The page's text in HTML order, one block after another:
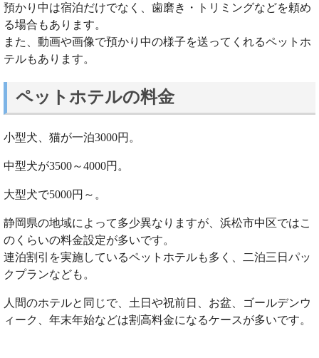
預かり中は宿泊だけでなく、歯磨き・トリミングなどを頼め
る場合もあります。
また、動画や画像で預かり中の様子を送ってくれるペットホ
テルもあります。
ペットホテルの料金
小型犬、猫が一泊3000円。
中型犬が3500～4000円。
大型犬で5000円～。
静岡県の地域によって多少異なりますが、浜松市中区ではこ
のくらいの料金設定が多いです。
連泊割引を実施しているペットホテルも多く、二泊三日パッ
クプランなども。
人間のホテルと同じで、土日や祝前日、お盆、ゴールデンウ
ィーク、年末年始などは割高料金になるケースが多いです。